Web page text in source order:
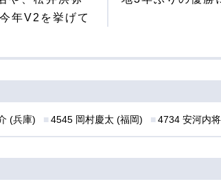
年V2を挙げて
(兵庫) 4545 岡村慶太 (福岡) 4734 安河内